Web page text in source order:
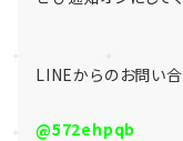
LINEからのお問い
@572ehpqb